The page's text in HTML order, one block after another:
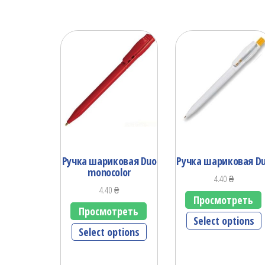
Ручка шариковая Duo
monocolor
4.40₴
Просмотреть
Select options
Ручка шариковая
4.40₴
Просмотреть
Select options